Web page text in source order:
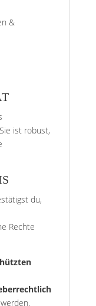
&
ist robust,
du,
Rechte